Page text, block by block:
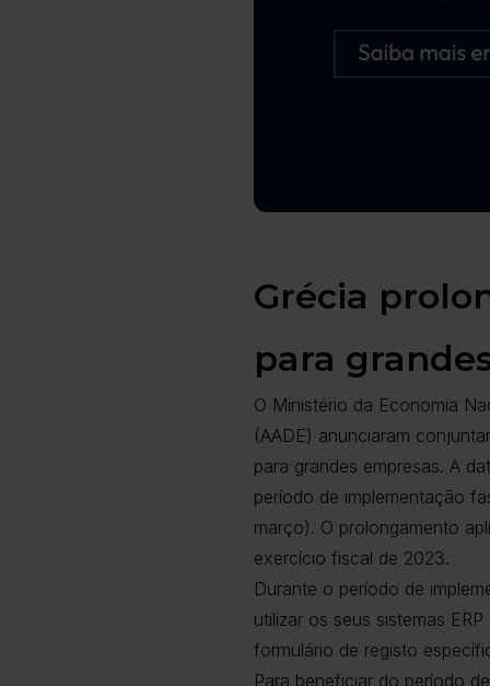
Grécia
para
O Ministério da Economia
(AADE) anunciaram
para grandes empresas. A
período de implementação
março). O prolongamento
exercício fiscal de 2023.
Durante o período de
utilizar os seus sistemas
formulário de registo
Para beneficiar do período